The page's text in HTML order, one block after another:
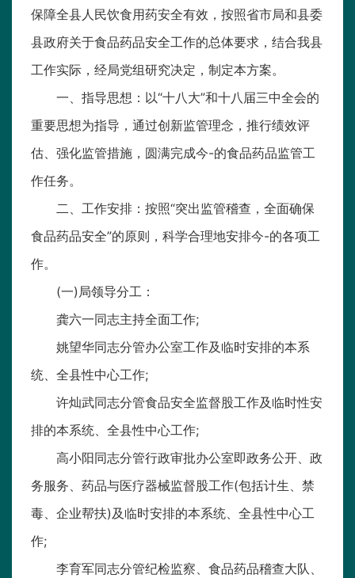
保障全县人民饮食用药安全有效，按照省市局和县委
县政府关于食品药品安全工作的总体要求，结合我县
工作实际，经局党组研究决定，制定本方案。
一、指导思想：以“十八大”和十八届三中全会的
重要思想为指导，通过创新监管理念，推行绩效评
估、强化监管措施，圆满完成今-的食品药品监管工
作任务。
二、工作安排：按照“突出监管稽查，全面确保
食品药品安全”的原则，科学合理地安排今-的各项工
作。
(一)局领导分工：
龚六一同志主持全面工作;
姚望华同志分管办公室工作及临时安排的本系
统、全县性中心工作;
许灿武同志分管食品安全监督股工作及临时性安
排的本系统、全县性中心工作;
高小阳同志分管行政审批办公室即政务公开、政
务服务、药品与医疗器械监督股工作(包括计生、禁
毒、企业帮扶)及临时安排的本系统、全县性中心工
作;
李育军同志分管纪检监察、食品药品稽查大队、